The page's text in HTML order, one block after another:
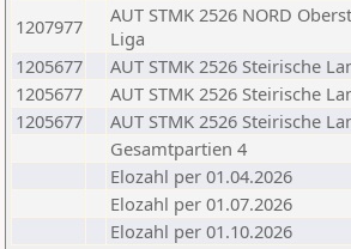
1207977
AUT STMK 2526 NORD
Liga
1205677
AUT STMK 2526 Steirische
1205677
AUT STMK 2526 Steirische
1205677
AUT STMK 2526 Steirische
Gesamtpartien 4
Elozahl per 01.04.2026
Elozahl per 01.07.2026
Elozahl per 01.10.2026